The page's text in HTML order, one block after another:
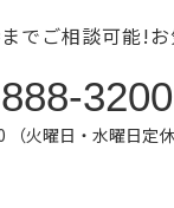
でご相談可能!
3200
火曜日・水曜日定休